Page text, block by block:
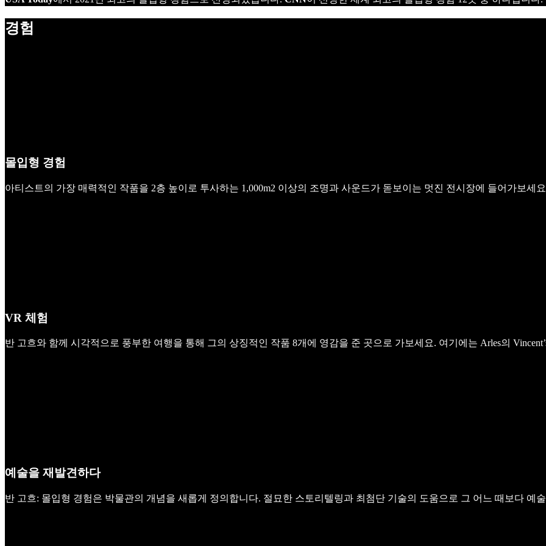
경험
몰입형 경험
아티스트의 가장 매력적인 작품을 2층 높이로 투사하는 1,000m2 이상의 조명과 사운드가 돋보이는 멋진 전시장에 들어가보세
VR 체험
반 고흐와 함께 시각적으로 풍부한 여행을 통해 그의 상징적인 작품 8개에 영감을 준 곳으로 가보세요. 여기에는 Arles의
예술을 재발견하다
반 고흐: 몰입형 경험은 박물관의 개념을 새롭게 정의합니다. 절묘한 스토리텔링과 최첨단 기술의 도움으로 그 어느 때보다 예